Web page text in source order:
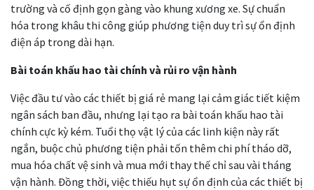
trường và cố định gọn gàng vào khung xương xe. Sự chuẩn
hóa trong khâu thi công giúp phương tiện duy trì sự ổn định
điện áp trong dài hạn.
Bài toán khấu hao tài chính và rủi ro vận hành
Việc đầu tư vào các thiết bị giá rẻ mang lại cảm giác tiết kiệm
ngân sách ban đầu, nhưng lại tạo ra bài toán khấu hao tài
chính cực kỳ kém. Tuổi thọ vật lý của các linh kiện này rất
ngắn, buộc chủ phương tiện phải tốn thêm chi phí tháo dỡ,
mua hóa chất vệ sinh và mua mới thay thế chỉ sau vài tháng
vận hành. Đồng thời, việc thiếu hụt sự ổn định của các thiết bị